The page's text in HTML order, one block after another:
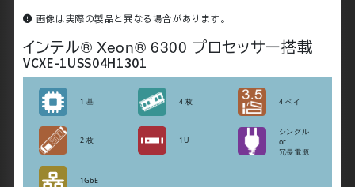
画像は実際の製品と異なる場合があります。
インテル® Xeon® 6300 プロセッサー搭載
VCXE-1USS04H1301
1 基 4 枚 4 ベイ
2 枚 1U
シングル
or
冗長電源
1GbE